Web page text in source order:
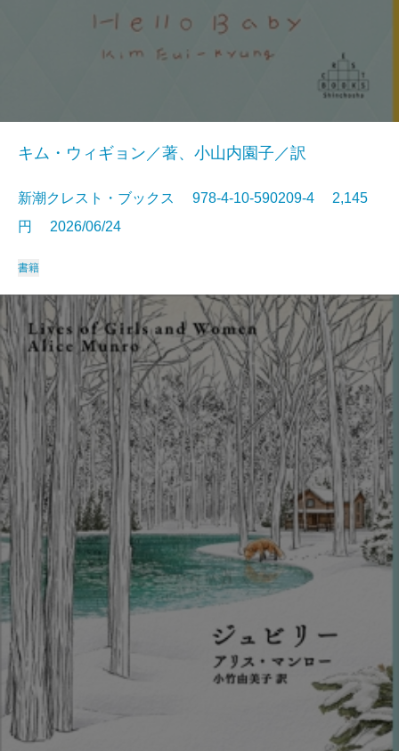
キム・ウィギョン／著、小山内園子／訳
新潮クレスト・ブックス 978-4-10-590209-4 2,145
円 2026/06/24
書籍